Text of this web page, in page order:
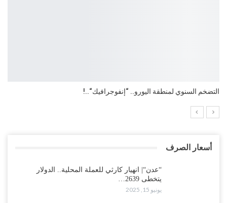
التضخم السنوي لمنطقة اليورو.. “إنفوجرافيك“..!
أسعار الصرف
“عدن“| انهيار كارثي للعملة المحلية.. الدولار
يتخطى 2639…
يونيو 15, 2025